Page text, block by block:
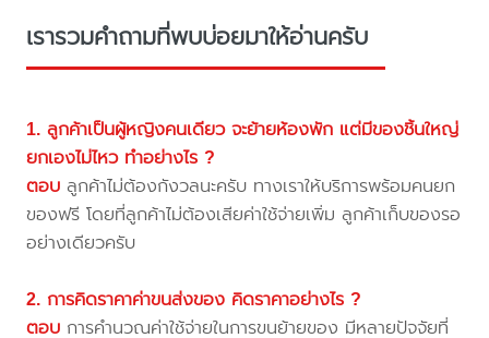
เรารวมคำถามที่พบบ่อยมาให้อ่านครับ
1. ลูกค้าเป็นผู้หญิงคนเดียว จะย้ายห้องพัก แต่มีของชิ้นใหญ่
ยกเองไม่ไหว ทำอย่างไร ?
ตอบ ลูกค้าไม่ต้องกังวลนะครับ ทางเราให้บริการพร้อมคนยก
ของฟรี โดยที่ลูกค้าไม่ต้องเสียค่าใช้จ่ายเพิ่ม ลูกค้าเก็บของรอ
อย่างเดียวครับ
2. การคิดราคาค่าขนส่งของ คิดราคาอย่างไร ?
ตอบ การคำนวณค่าใช้จ่ายในการขนย้ายของ มีหลายปัจจัยที่